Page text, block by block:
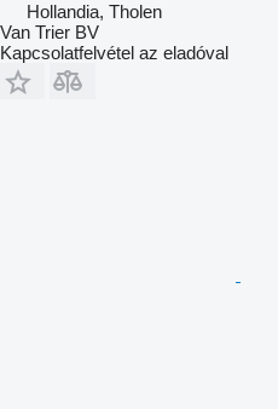
Hollandia, Tholen
Van Trier BV
Kapcsolatfelvétel az eladóval